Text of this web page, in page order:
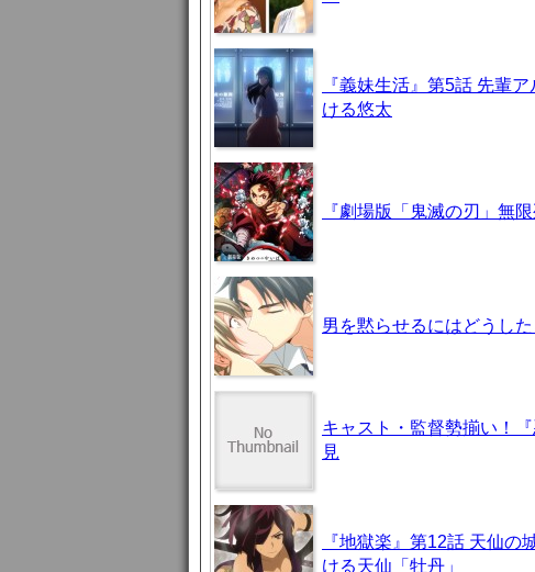
『義妹生活』第5話 先輩
ける悠太
『劇場版「鬼滅の刃」無
男を黙らせるにはどうし
キャスト・監督勢揃い！
見
『地獄楽』第12話 天仙
ける天仙「牡丹」